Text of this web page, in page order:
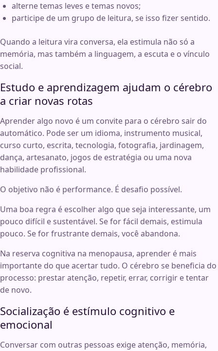
alterne temas leves e temas novos;
participe de um grupo de leitura, se isso fizer sentido.
Quando a leitura vira conversa, ela estimula não só a
memória, mas também a linguagem, a escuta e o vínculo
social.
Estudo e aprendizagem ajudam o cérebro
a criar novas rotas
Aprender algo novo é um convite para o cérebro sair do
automático. Pode ser um idioma, instrumento musical,
curso curto, escrita, tecnologia, fotografia, jardinagem,
dança, artesanato, jogos de estratégia ou uma nova
habilidade profissional.
O objetivo não é performance. É desafio possível.
Uma boa regra é escolher algo que seja interessante, um
pouco difícil e sustentável. Se for fácil demais, estimula
pouco. Se for frustrante demais, você abandona.
Na reserva cognitiva na menopausa, aprender é mais
importante do que acertar tudo. O cérebro se beneficia do
processo: prestar atenção, repetir, errar, corrigir e tentar
de novo.
Socialização é estímulo cognitivo e
emocional
Conversar com outras pessoas exige atenção, memória,